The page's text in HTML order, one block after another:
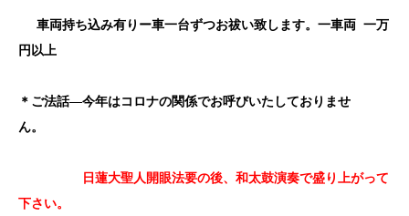
車両持ち込み有りー車一台ずつお祓い致します。一車両 一万
円以上
＊ご法話―今年はコロナの関係でお呼びいたしておりませ
ん。
日蓮大聖人開眼法要の後、和太鼓演奏で盛り上がって
下さい。